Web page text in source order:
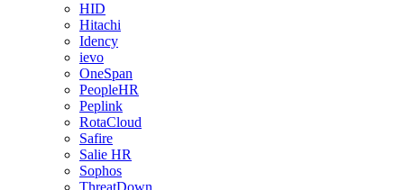
HID
Hitachi
Idency
ievo
OneSpan
PeopleHR
Peplink
RotaCloud
Safire
Salie HR
Sophos